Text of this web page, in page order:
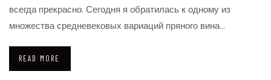
всегда прекрасно. Сегодня я обратилась к одному из
множества средневековых вариаций пряного вина…
READ MORE